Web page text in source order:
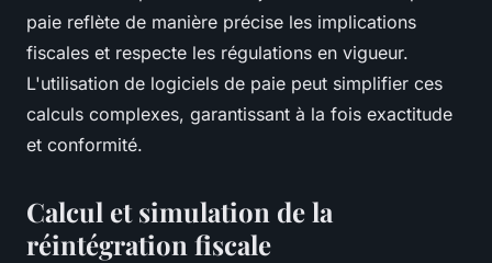
paie reflète de manière précise les implications
fiscales et respecte les régulations en vigueur.
L'utilisation de logiciels de paie peut simplifier ces
calculs complexes, garantissant à la fois exactitude
et conformité.
Calcul et simulation de la
réintégration fiscale